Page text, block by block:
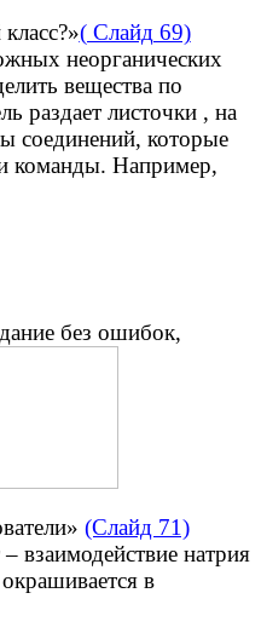
( Слайд 69)
неорганических
вещества по
раздает листочки , на
соединений, которые
команды. Например,
без ошибок,
(Слайд 71)
взаимодействие натрия
в